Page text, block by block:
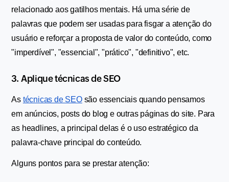
relacionado aos gatilhos mentais. Há uma série de
palavras que podem ser usadas para fisgar a atenção do
usuário e reforçar a proposta de valor do conteúdo, como
"imperdível", "essencial", "prático", "definitivo", etc.
3. Aplique técnicas de SEO
As técnicas de SEO são essenciais quando pensamos
em anúncios, posts do blog e outras páginas do site. Para
as headlines, a principal delas é o uso estratégico da
palavra-chave principal do conteúdo.
Alguns pontos para se prestar atenção: